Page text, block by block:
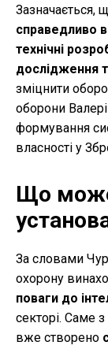
Зазначається,
справедливо
технічні
дослідження
зміцнити
оборони
формування
власності у
Що
За словами
охорону
поваги до
секторі. Саме
вже створено